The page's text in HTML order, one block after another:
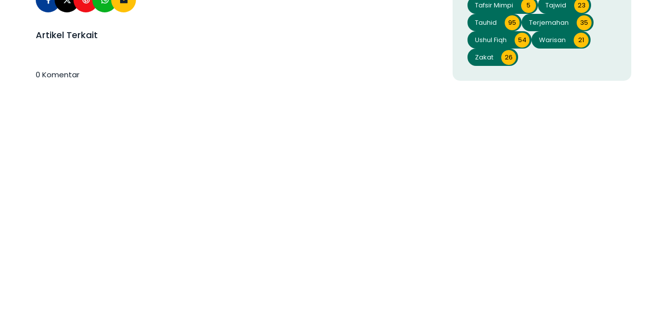
Artikel Terkait
0 Komentar
Tafsir Mimpi
5 Tajwid
23
Tauhid
95 Terjemahan
35
Ushul Fiqh
54 Warisan
21
Zakat
26